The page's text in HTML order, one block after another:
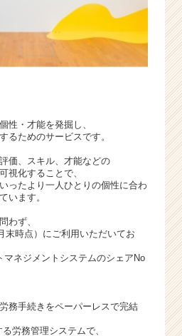
性・才能を発掘し、
るためのサービスです。
価、スキル、才能などの
視化することで、
ったより一人ひとりの個性に合わ
います。
わず、
末時点）にご利用いただいてお
マネジメントシステムのシェアNo
務手続きをペーパーレスで完結
労務管理システムで、